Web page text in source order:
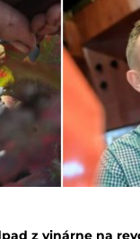
z vinárne na